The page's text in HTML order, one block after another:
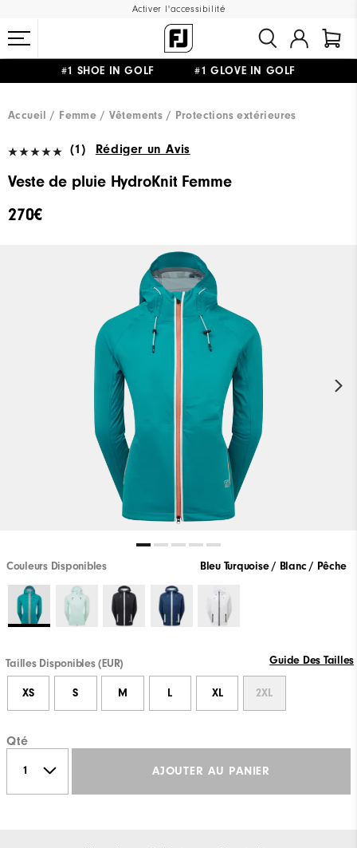
Activer l'accessibilité
#1 SHOE IN GOLF #1 GLOVE IN GOLF
Accueil
Femme Vêtements Protections extérieures
(1) Rédiger un Avis
Veste de pluie HydroKnit Femme
270€
Couleurs Disponibles Bleu Turquoise / Blanc / Pêche
Tailles Disponibles (EUR) Guide Des Tailles
XS S M L XL 2XL
Qté
AJOUTER AU PANIER